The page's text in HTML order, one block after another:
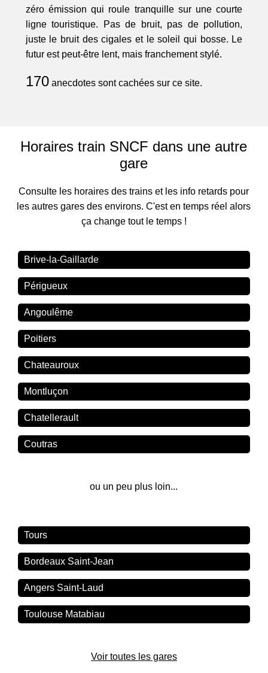
zéro émission qui roule tranquille sur une courte
ligne touristique. Pas de bruit, pas de pollution,
juste le bruit des cigales et le soleil qui bosse. Le
futur est peut-être lent, mais franchement stylé.
170anecdotes sont cachées sur ce site.
Horaires train SNCF dans une autre
gare
Consulte les horaires des trains et les info retards pour
les autres gares des environs. C'est en temps réel alors
ça change tout le temps !
Brive-la-Gaillarde
Périgueux
Angoulême
Poitiers
Chateauroux
Montluçon
Chatellerault
Coutras
ou un peu plus loin...
Tours
Bordeaux Saint-Jean
Angers Saint-Laud
Toulouse Matabiau
Voir toutes les gares